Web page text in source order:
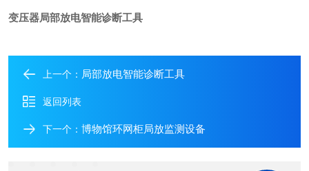
变压器局部放电智能诊断工具
上一个： 局部放电智能诊断工具
返回列表
下一个： 博物馆环网柜局放监测设备